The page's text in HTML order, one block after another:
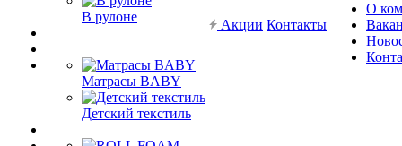
В рулоне
Матрасы BABY
Детский текстиль
Акции Контакты
О